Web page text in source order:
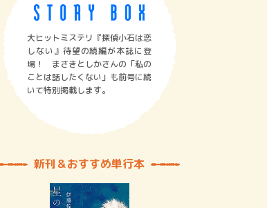
大ヒットミステリ『探偵小石は恋
しない』待望の続編が本誌に登
場！ まさきとしかさんの「私の
ことは話したくない」も前号に続
いて特別掲載します。
新刊＆おすすめ単行本